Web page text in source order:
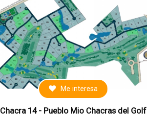
Me interesa
Chacra 14 - Pueblo Mio Chacras del Golf